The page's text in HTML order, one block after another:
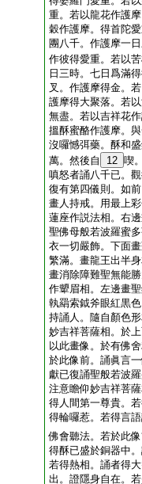
重。若以龍花作護
穀作護摩。得首陀
團八千。作護摩一
作彼得愛重。若以
日三時。七日爲滿
叉。作護摩得金。
護摩得大聚落。若
無盡。若以吉祥花
搵酥蜜酪作護摩。
沒囉憾弭藥。酥和
萬。然後自
12 喫
嗔怒者誦八千已。
復有第四儀則。如
畫人持戒。用最上
蓮座作説法相。右
聖佛母般若波羅蜜
衣一切嚴飾。下面
繁滿。畫龍王出半
畫消除障難聖無能
作顰眉相。左邊畫
執羂索鉞斧眼紅黒
持誦人。隨自顏色
妙吉祥菩薩相。於
以此畫像。於有佛
於此像前。誦眞言
獻已復誦聖般若波
注意瞻仰妙吉祥菩
得人間第一尊貴。
得輪囉惹。若得言
佛會聽法。若於此
得酥已盛於銅器中
若得熱相。誦者得
出。證隱身自在。